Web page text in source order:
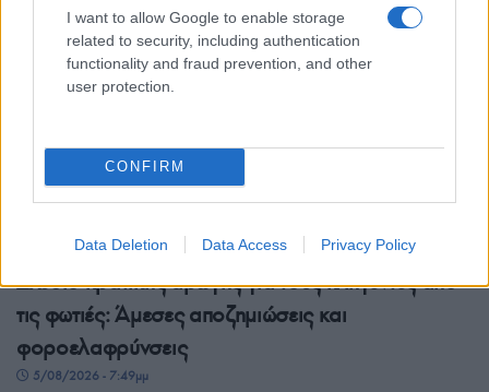
I want to allow Google to enable storage
related to security, including authentication
functionality and fraud prevention, and other
user protection.
CONFIRM
Data Deletion Data Access Privacy Policy
Σχέδιο κρατικής αρωγής για τους πληγέντες από
τις φωτιές: Άμεσες αποζημιώσεις και
φοροελαφρύνσεις
5/08/2026 - 7:49μμ